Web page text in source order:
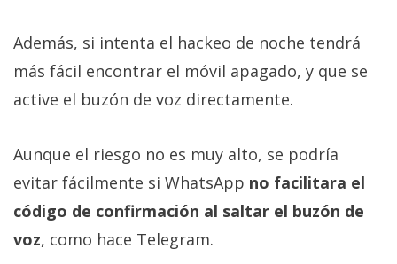
Además, si intenta el hackeo de noche tendrá
más fácil encontrar el móvil apagado, y que se
active el buzón de voz directamente.
Aunque el riesgo no es muy alto, se podría
evitar fácilmente si WhatsApp no facilitara el
código de confirmación al saltar el buzón de
voz, como hace Telegram.